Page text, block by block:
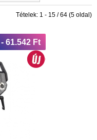
Tételek: 1 - 15 / 64 (5 oldal)
- 61.542 Ft